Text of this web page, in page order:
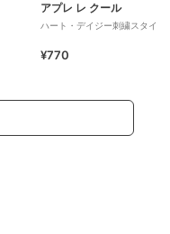
アプレ レ クール
ハート・デイジー刺繍スタイ
¥770